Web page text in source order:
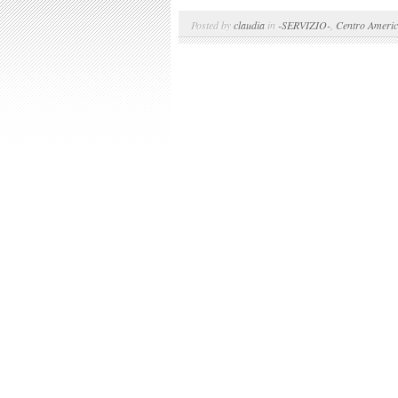
Posted byclaudia in -SERVIZIO- Centro